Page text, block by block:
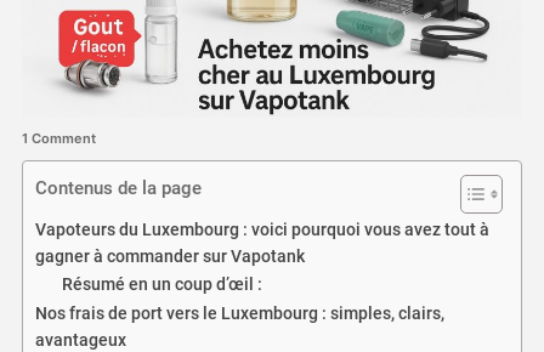
1 Comment
Contenus de la page
Vapoteurs du Luxembourg : voici pourquoi vous avez tout à
gagner à commander sur Vapotank
Résumé en un coup d’œil :
Nos frais de port vers le Luxembourg : simples, clairs,
avantageux